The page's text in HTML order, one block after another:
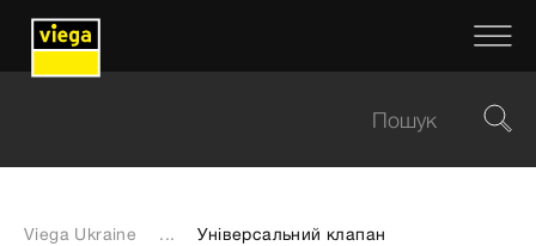
Viega Ukraine ... Універсальний клапан